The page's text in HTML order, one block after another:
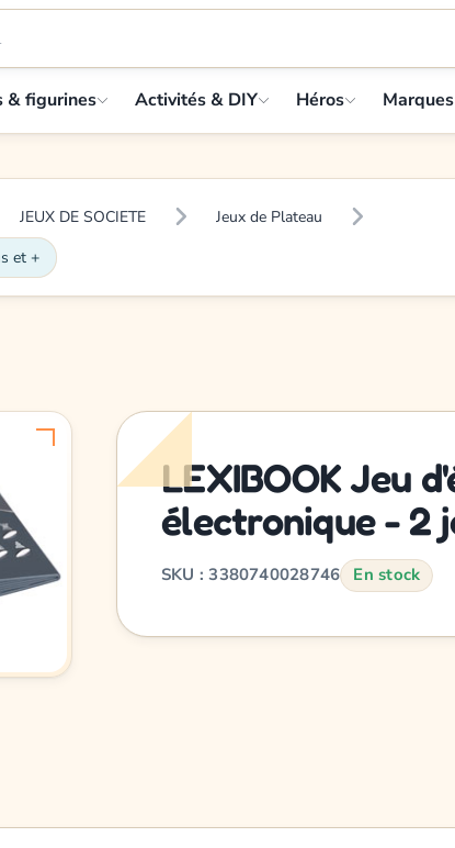
& figurines Activités & DIY Héros Marques
JEUX DE SOCIETE
Jeux de Plateau
et +
LEXIBOOK Jeu
électronique - 2
SKU : 3380740028746 En stock